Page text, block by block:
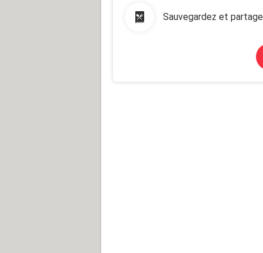
Sauvegardez et